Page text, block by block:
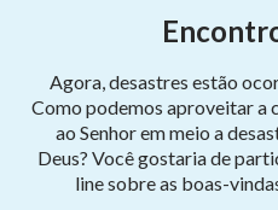
이 영상에는 다음체를 사용
Some Green Screen
(https://
Agora, desastres estão
Como podemos aproveitar a
ao Senhor em meio a
Deus? Você gostaria de
line sobre as boas-